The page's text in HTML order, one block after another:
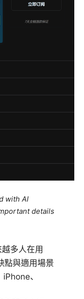
with AI
details
多人在用
點與適用場景
、